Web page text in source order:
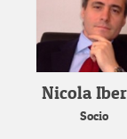
Nicola
Socio